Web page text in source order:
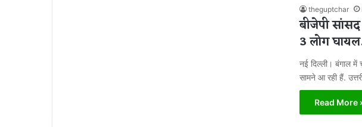
theguptchar
बीजेपी
3 लोग
नई दिल्ली। बंगाल में
सामने आ रही हैं.
Read More